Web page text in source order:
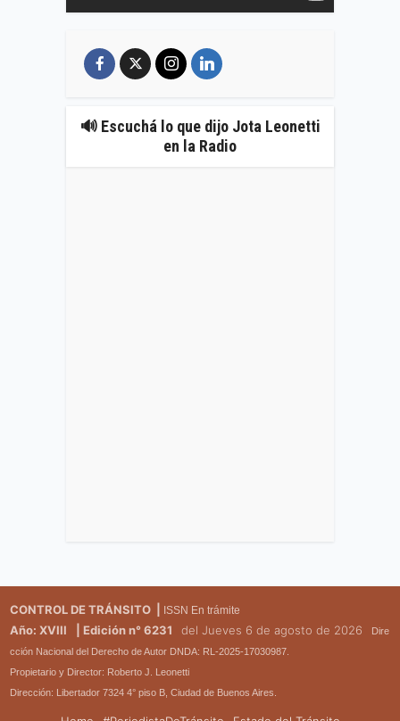
🔊 Escuchá lo que dijo Jota Leonetti
en la Radio
CONTROL DE TRÁNSITO | ISSN En trámite
Año: XVIII | Edición n° 6231 del Jueves 6 de agosto de 2026
Dire
cción Nacional del Derecho de Autor DNDA: RL-2025-17030987.
Propietario y Director: Roberto J. Leonetti
Dirección: Libertador 7324 4° piso B, Ciudad de Buenos Aires.